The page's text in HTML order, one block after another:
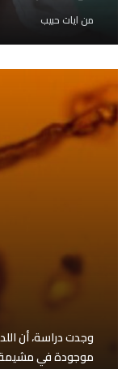
من ايات حبيب
وجدت دراسة، أن
موجودة في